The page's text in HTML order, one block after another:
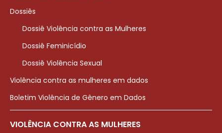
Dossiês
Dossiê Violência contra as Mulheres
Dossiê Feminicídio
Dossiê Violência Sexual
Violência contra as mulheres em dados
Boletim Violência de Gênero em Dados
VIOLÊNCIA CONTRA AS MULHERES